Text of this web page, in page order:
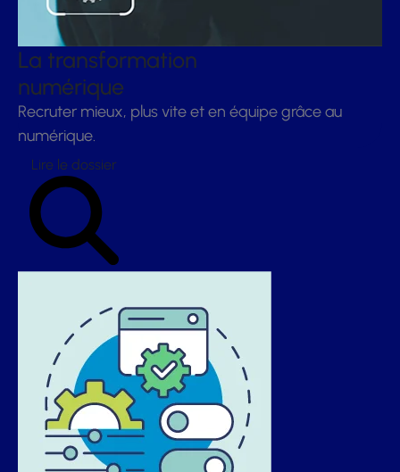
La transformation
numérique
Recruter mieux, plus vite et en équipe grâce au
numérique.
Lire le dossier